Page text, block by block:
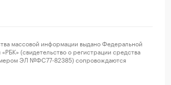
массовой информации выдано Федеральной
(свидетельство о регистрации средства
ЭЛ №ФС77-82385) сопровождаются